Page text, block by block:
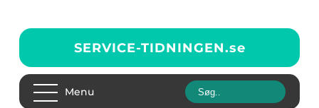
SERVICE-TIDNINGEN.se
Menu